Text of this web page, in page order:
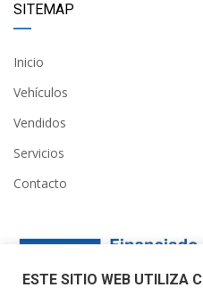
SITEMAP
Inicio
Vehículos
Vendidos
Servicios
Contacto
ESTE SITIO WEB UTILIZA